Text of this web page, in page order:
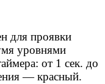
для проявки
уровнями
от 1 сек. до
— красный.